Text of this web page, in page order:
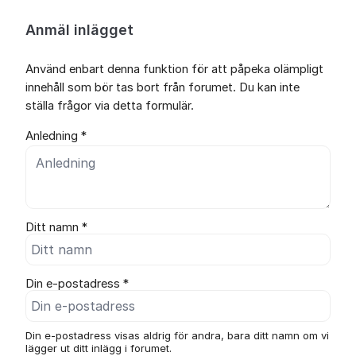
Anmäl inlägget
Använd enbart denna funktion för att påpeka olämpligt
innehåll som bör tas bort från forumet. Du kan inte
ställa frågor via detta formulär.
Anledning *
Ditt namn *
Din e-postadress *
Din e-postadress visas aldrig för andra, bara ditt namn om vi
lägger ut ditt inlägg i forumet.